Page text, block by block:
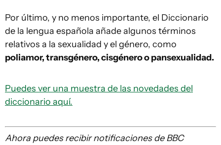
Por último, y no menos importante, el Diccionario
de la lengua española añade algunos términos
relativos a la sexualidad y el género, como
poliamor, transgénero, cisgénero o pansexualidad.
Puedes ver una muestra de las novedades del
diccionario aquí.
Ahora puedes recibir notificaciones de BBC